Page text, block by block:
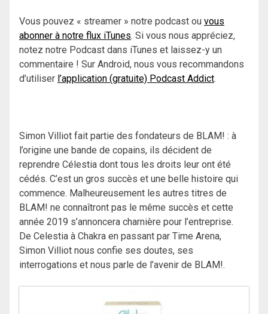
Vous pouvez « streamer » notre podcast ou vous
abonner à notre flux iTunes. Si vous nous appréciez,
notez notre Podcast dans iTunes et laissez-y un
commentaire ! Sur Android, nous vous recommandons
d’utiliser l’application (gratuite) Podcast Addict.
Simon Villiot fait partie des fondateurs de BLAM! : à
l’origine une bande de copains, ils décident de
reprendre Célestia dont tous les droits leur ont été
cédés. C’est un gros succès et une belle histoire qui
commence. Malheureusement les autres titres de
BLAM! ne connaîtront pas le même succès et cette
année 2019 s’annoncera charnière pour l’entreprise.
De Celestia à Chakra en passant par Time Arena,
Simon Villiot nous confie ses doutes, ses
interrogations et nous parle de l’avenir de BLAM!.